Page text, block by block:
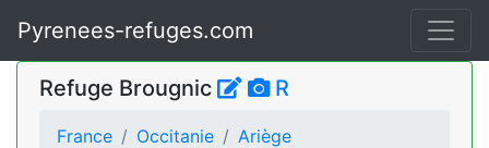
Pyrenees-refuges.com
Refuge Brougnic R
France Occitanie
Ariège